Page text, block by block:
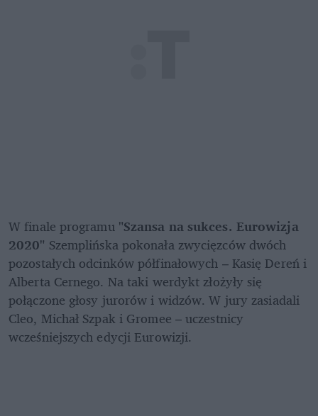
W finale programu "Szansa na sukces. Eurowizja
2020" Szemplińska pokonała zwycięzców dwóch
pozostałych odcinków półfinałowych – Kasię Dereń i
Alberta Cernego. Na taki werdykt złożyły się
połączone głosy jurorów i widzów. W jury zasiadali
Cleo, Michał Szpak i Gromee – uczestnicy
wcześniejszych edycji Eurowizji.